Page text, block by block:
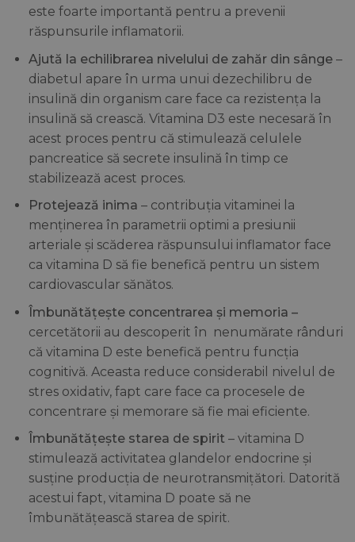
este foarte importantă pentru a prevenii
răspunsurile inflamatorii.
Ajută la echilibrarea nivelului de zahăr din sânge–
diabetul apare în urma unui dezechilibru de
insulină din organism care face ca rezistența la
insulină să crească. Vitamina D3 este necesară în
acest proces pentru că stimulează celulele
pancreatice să secrete insulină în timp ce
stabilizează acest proces.
Protejează inima – contribuția vitaminei la
menținerea în parametrii optimi a presiunii
arteriale și scăderea răspunsului inflamator face
ca vitamina D să fie benefică pentru un sistem
cardiovascular sănătos.
Îmbunătățește concentrarea și memoria –
cercetătorii au descoperit în nenumărate rânduri
că vitamina D este benefică pentru funcția
cognitivă. Aceasta reduce considerabil nivelul de
stres oxidativ, fapt care face ca procesele de
concentrare și memorare să fie mai eficiente.
Îmbunătățește starea de spirit – vitamina D
stimulează activitatea glandelor endocrine și
susține producția de neurotransmițători. Datorită
acestui fapt, vitamina D poate să ne
îmbunătățească starea de spirit.